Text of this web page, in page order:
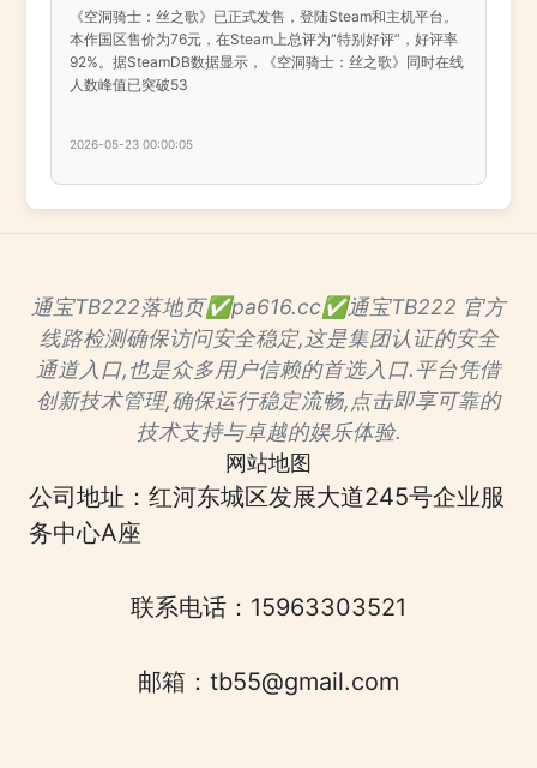
《空洞骑士：丝之歌》已正式发售，登陆Steam和主机平台。
本作国区售价为76元，在Steam上总评为“特别好评”，好评率
92%。据SteamDB数据显示，《空洞骑士：丝之歌》同时在线
人数峰值已突破53
2026-05-23 00:00:05
通宝TB222落地页✅pa616.cc✅通宝TB222 官方
线路检测确保访问安全稳定,这是集团认证的安全
通道入口,也是众多用户信赖的首选入口.平台凭借
创新技术管理,确保运行稳定流畅,点击即享可靠的
技术支持与卓越的娱乐体验.
网站地图
公司地址：红河东城区发展大道245号企业服
务中心A座
联系电话：15963303521
邮箱：tb55@gmail.com